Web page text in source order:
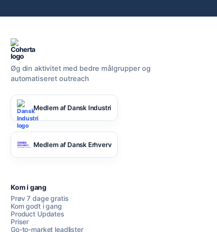
Øg din aktivitet med bedre målgrupper og
automatiseret outreach
Medlem af Dansk Industri
Medlem af Dansk Erhverv
Kom i gang
Prøv 7 dage gratis
Kom godt i gang
Product Updates
Priser
Go-to-market leadlister